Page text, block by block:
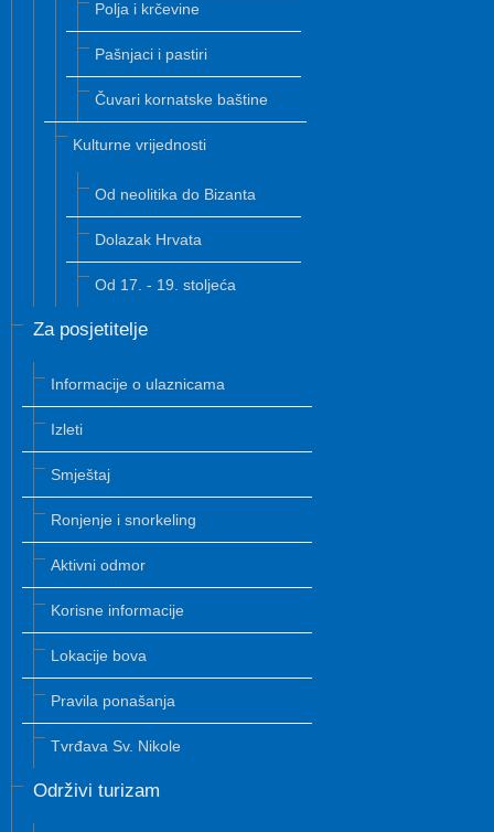
Polja i krčevine
Pašnjaci i pastiri
Čuvari kornatske baštine
Kulturne vrijednosti
Od neolitika do Bizanta
Dolazak Hrvata
Od 17. - 19. stoljeća
Za posjetitelje
Informacije o ulaznicama
Izleti
Smještaj
Ronjenje i snorkeling
Aktivni odmor
Korisne informacije
Lokacije bova
Pravila ponašanja
Tvrđava Sv. Nikole
Održivi turizam